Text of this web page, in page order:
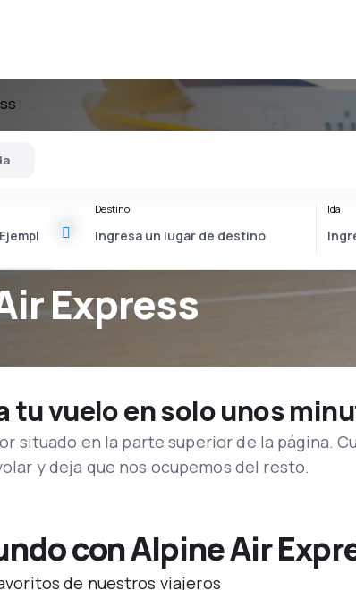
Express
Destino Ida
tu vuelo en solo unos
situado en la parte superior de la página.
y deja que nos ocupemos del resto.
con Alpine Air
de nuestros viajeros